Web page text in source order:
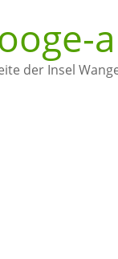
der Insel